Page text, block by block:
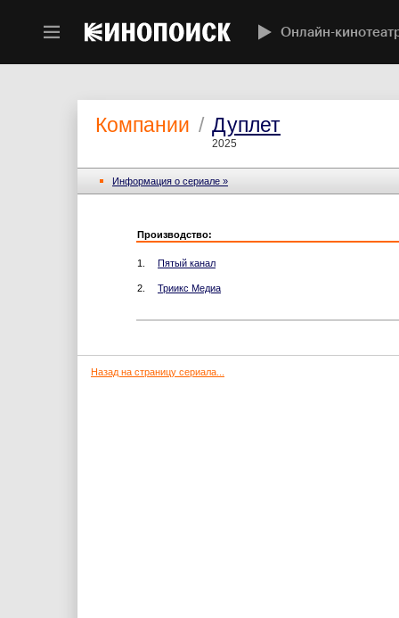
Онлайн-
Компании / Дуплет
2025
Информация o сериале »
Производство:
1. Пятый канал
2. Триикс Медиа
Назад на страницу сериала...